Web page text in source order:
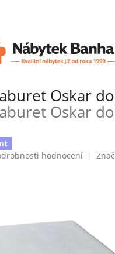
Oskar
Oskar
hodnocení